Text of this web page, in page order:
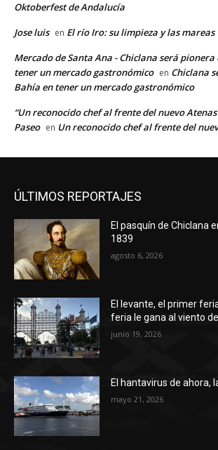
Oktoberfest de Andalucía
Jose luis en El río Iro: su limpieza y las mareas
Mercado de Santa Ana - Chiclana será pionera
tener un mercado gastronómico en Chiclana
Bahía en tener un mercado gastronómico
“Un reconocido chef al frente del nuevo
Paseo en Un reconocido chef al frente del
ÚLTIMOS REPORTAJES
El pasquín de Chiclana
1839
agosto 6, 2026
El levante, el primer
feria le gana al viento
junio 19, 2026
El hantavirus de ahora,
mayo 21, 2026